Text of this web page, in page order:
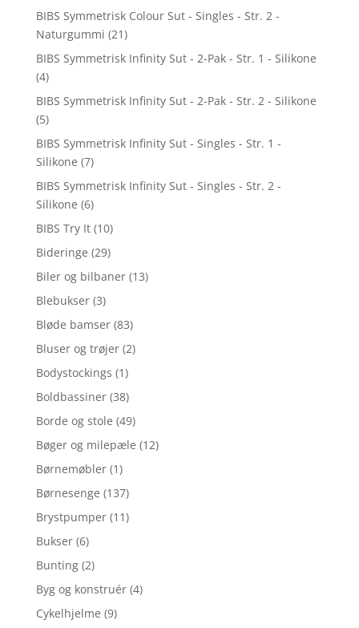
BIBS Symmetrisk Colour Sut - Singles - Str. 2 -
Naturgummi (21)
BIBS Symmetrisk Infinity Sut - 2-Pak - Str. 1 - Silikone
(4)
BIBS Symmetrisk Infinity Sut - 2-Pak - Str. 2 - Silikone
(5)
BIBS Symmetrisk Infinity Sut - Singles - Str. 1 -
Silikone (7)
BIBS Symmetrisk Infinity Sut - Singles - Str. 2 -
Silikone (6)
BIBS Try It (10)
Bideringe (29)
Biler og bilbaner (13)
Blebukser (3)
Bløde bamser (83)
Bluser og trøjer (2)
Bodystockings (1)
Boldbassiner (38)
Borde og stole (49)
Bøger og milepæle (12)
Børnemøbler (1)
Børnesenge (137)
Brystpumper (11)
Bukser (6)
Bunting (2)
Byg og konstruér (4)
Cykelhjelme (9)